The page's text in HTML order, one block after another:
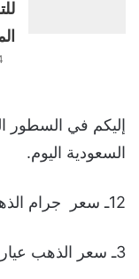
4
إليكم في السطور
السعودية اليوم.
12ـ سعر جرام الذهب عيار 24 نحو 202.07 ريال.
3ـ سعر الذهب عيار 22 حوالي 185.23 ريال.